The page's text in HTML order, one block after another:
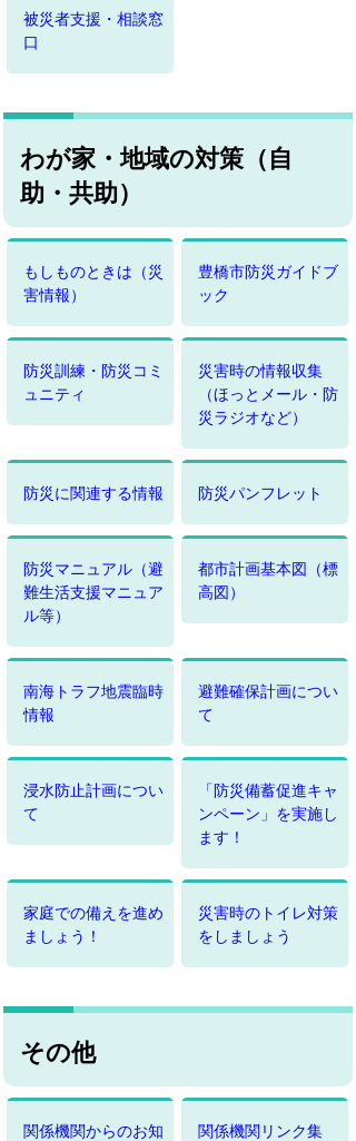
被災者支援・相談窓
口
わが家・地域の対策（自
助・共助）
もしものときは（災
害情報）
豊橋市防災ガイドブ
ック
防災訓練・防災コミ
ュニティ
災害時の情報収集
（ほっとメール・防
災ラジオなど）
防災に関連する情報 防災パンフレット
防災マニュアル（避
難生活支援マニュア
ル等）
都市計画基本図（標
高図）
南海トラフ地震臨時
情報
避難確保計画につい
て
浸水防止計画につい
て
「防災備蓄促進キャ
ンペーン」を実施し
ます！
家庭での備えを進め
ましょう！
災害時のトイレ対策
をしましょう
その他
関係機関からのお知
関係機関リンク集